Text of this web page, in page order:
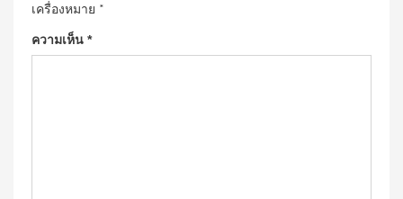
เครื่องหมาย *
ความเห็น *